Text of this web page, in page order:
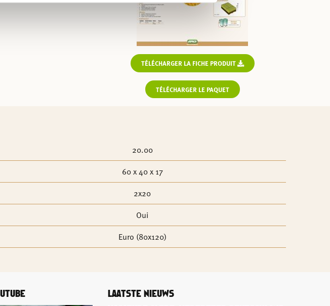
TÉLÉCHARGER LA FICHE PRODUIT
TÉLÉCHARGER LE PAQUET
20.00
60 x 40 x 17
2x20
Oui
Euro (80x120)
LAATSTE NIEUWS